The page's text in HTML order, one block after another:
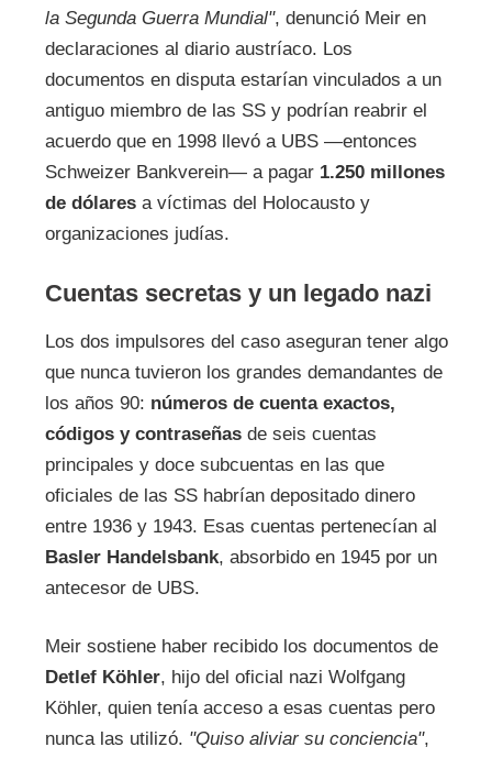
la Segunda Guerra Mundial", denunció Meir en
declaraciones al diario austríaco. Los
documentos en disputa estarían vinculados a un
antiguo miembro de las SS y podrían reabrir el
acuerdo que en 1998 llevó a UBS —entonces
Schweizer Bankverein— a pagar 1.250 millones
de dólaresa víctimas del Holocausto y
organizaciones judías.
Cuentas secretas y un legado nazi
Los dos impulsores del caso aseguran tener algo
que nunca tuvieron los grandes demandantes de
los años 90: números de cuenta exactos,
códigos y contraseñasde seis cuentas
principales y doce subcuentas en las que
oficiales de las SS habrían depositado dinero
entre 1936 y 1943. Esas cuentas pertenecían al
Basler Handelsbank, absorbido en 1945 por un
antecesor de UBS.
Meir sostiene haber recibido los documentos de
Detlef Köhler, hijo del oficial nazi Wolfgang
Köhler, quien tenía acceso a esas cuentas pero
nunca las utilizó. "Quiso aliviar su conciencia",